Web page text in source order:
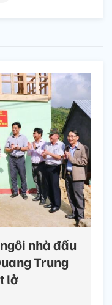
nhà đầu
Trung
lở